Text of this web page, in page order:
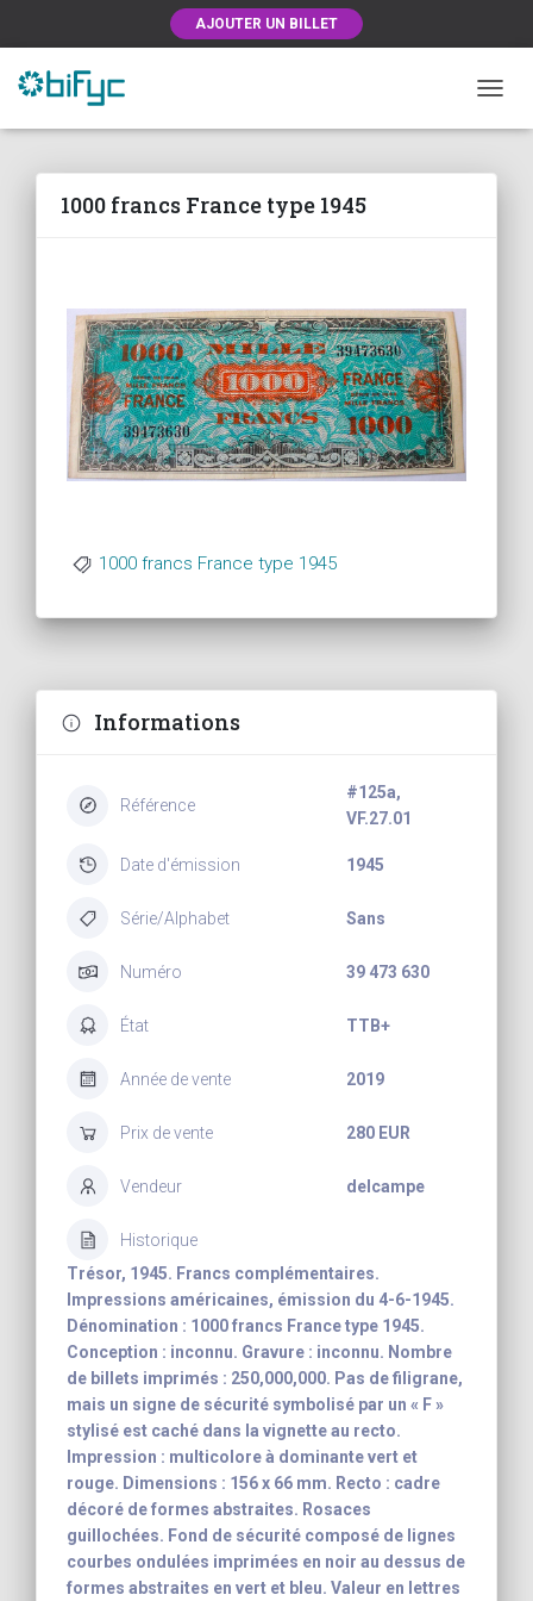
AJOUTER UN BILLET
1000 francs France type 1945
1000 francs France type 1945
Informations
Référence
#125a,
VF.27.01
Date d'émission 1945
Série/Alphabet Sans
Numéro 39 473 630
État TTB+
Année de vente 2019
Prix de vente 280 EUR
Vendeur delcampe
Historique
Trésor, 1945. Francs complémentaires.
Impressions américaines, émission du 4-6-1945.
Dénomination : 1000 francs France type 1945.
Conception : inconnu. Gravure : inconnu. Nombre
de billets imprimés : 250,000,000. Pas de filigrane,
mais un signe de sécurité symbolisé par un « F »
stylisé est caché dans la vignette au recto.
Impression : multicolore à dominante vert et
rouge. Dimensions : 156 x 66 mm. Recto : cadre
décoré de formes abstraites. Rosaces
guillochées. Fond de sécurité composé de lignes
courbes ondulées imprimées en noir au dessus de
formes abstraites en vert et bleu. Valeur en lettres